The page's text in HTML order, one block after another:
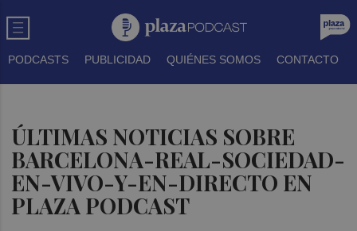
PODCASTS PUBLICIDAD QUIÉNES SOMOS CONTACTO
ÚLTIMAS NOTICIAS SOBRE
BARCELONA-REAL-SOCIEDAD-
EN-VIVO-Y-EN-DIRECTO EN
PLAZA PODCAST